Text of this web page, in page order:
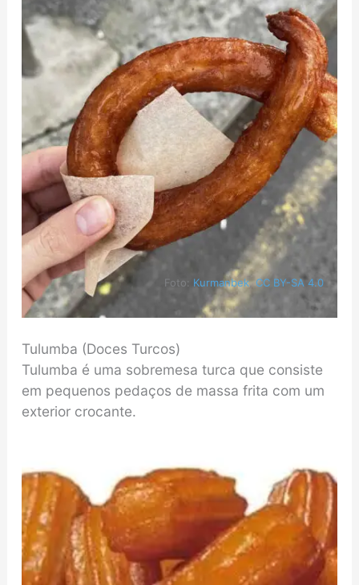
Foto: Kurmanbek, CC BY-SA 4.0
Tulumba (Doces Turcos)
Tulumba é uma sobremesa turca que consiste
em pequenos pedaços de massa frita com um
exterior crocante.